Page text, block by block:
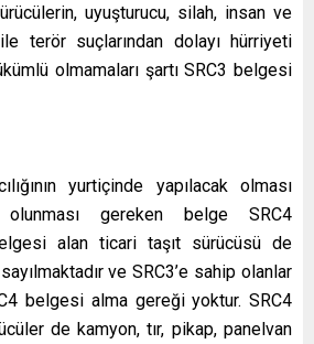
uyuşturucu, silah, insan ve
ile terör suçlarından dolayı hürriyeti
olmamaları şartı SRC3 belgesi
yurtiçinde yapılacak olması
gereken belge SRC4
alan ticari taşıt sürücüsü de
ve SRC3’e sahip olanlar
belgesi alma gereği yoktur. SRC4
de kamyon, tır, pikap, panelvan